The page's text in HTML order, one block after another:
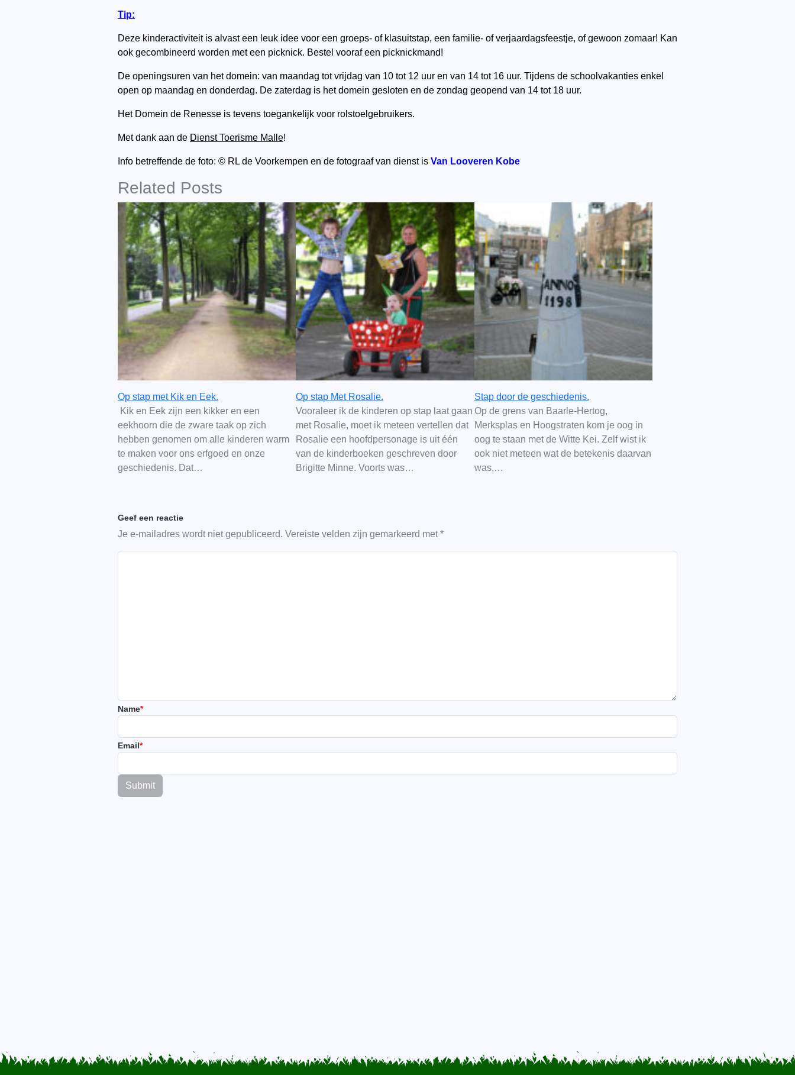
Tip:
Deze kinderactiviteit is alvast een leuk idee voor een groeps- of klasuitstap, een familie- of verjaardagsfeestje, of gewoon zomaar! Kan
ook gecombineerd worden met een picknick. Bestel vooraf een picknickmand!
De openingsuren van het domein: van maandag tot vrijdag van 10 tot 12 uur en van 14 tot 16 uur. Tijdens de schoolvakanties enkel
open op maandag en donderdag. De zaterdag is het domein gesloten en de zondag geopend van 14 tot 18 uur.
Het Domein de Renesse is tevens toegankelijk voor rolstoelgebruikers.
Met dank aan de Dienst Toerisme Malle!
Info betreffende de foto: © RL de Voorkempen en de fotograaf van dienst is Van Looveren Kobe
Related Posts
Op stap met Kik en Eek.
Kik en Eek zijn een kikker en een
eekhoorn die de zware taak op zich
hebben genomen om alle kinderen warm
te maken voor ons erfgoed en onze
geschiedenis. Dat…
Op stap Met Rosalie.
Vooraleer ik de kinderen op stap laat gaan
met Rosalie, moet ik meteen vertellen dat
Rosalie een hoofdpersonage is uit één
van de kinderboeken geschreven door
Brigitte Minne. Voorts was…
Stap door de geschiedenis.
Op de grens van Baarle-Hertog,
Merksplas en Hoogstraten kom je oog in
oog te staan met de Witte Kei. Zelf wist ik
ook niet meteen wat de betekenis daarvan
was,…
Geef een reactie
Je e-mailadres wordt niet gepubliceerd. Vereiste velden zijn gemarkeerd met*
Name*
Email*